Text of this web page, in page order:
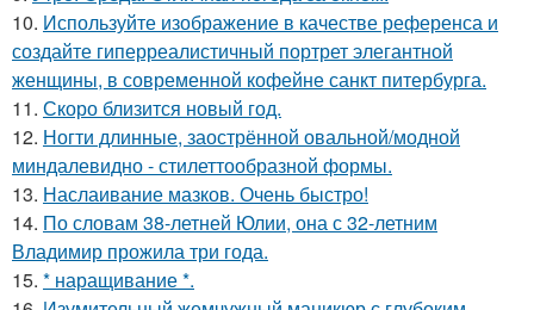
10. Используйте изображение в качестве референса и
создайте гиперреалистичный портрет элегантной
женщины, в современной кофейне санкт питербурга.
11. Скоро близится новый год.
12. Ногти длинные, заострённой овальной/модной
миндалевидно - стилеттообразной формы.
13. Наслаивание мазков. Очень быстро!
14. По словам 38-летней Юлии, она с 32-летним
Владимир прожила три года.
15. * наращивание *.